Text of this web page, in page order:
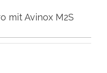
mit Avinox M2S